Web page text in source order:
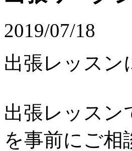
2019/07/18
出張レッスン
出張レッスン
を事前にご相